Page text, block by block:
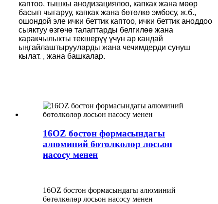
каптоо, тышкы анодизациялоо, капкак жана мөөр
басып чыгаруу, капкак жана бөтөлкө эмбосу, ​​ж.б.,
ошондой эле ички беттик каптоо, ички беттик аноддоо
сыяктуу өзгөчө талаптарды белгилөө жана
каракчылыкты текшерүү үчүн ар кандай
ыңгайлаштырууларды жана чечимдерди сунуш
кылат. , жана башкалар.
16OZ бостон формасындагы
алюминий бөтөлкөлөр лосьон
насосу менен
16OZ бостон формасындагы алюминий
бөтөлкөлөр лосьон насосу менен